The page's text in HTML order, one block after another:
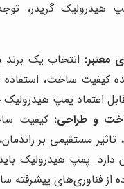
هیدرولیک گریدر،
معتبر: انتخاب یک برند
کیفیت ساخت، استفاده
اعتماد پمپ
و طراحی: کیفیت
تاثیر مستقیمی بر
دارد. پمپ هیدرولیک
از فناوری‌های پیشرفته